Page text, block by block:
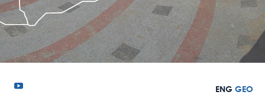
ENG GEO